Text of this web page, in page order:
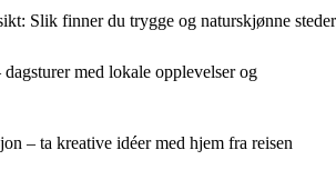
Slik finner du trygge og naturskjønne steder
med lokale opplevelser og
– ta kreative idéer med hjem fra reisen